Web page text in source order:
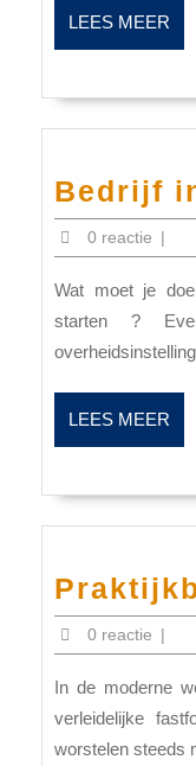
LEES MEER
Bedrijf
0 reactie |
Wat moet je doen als je in Spanje een bedrijf wilt
starten ?
LEES MEER
0 reactie |
In de moderne wereld, waar hectische schema’s en
verleidelijke
worstelen steeds